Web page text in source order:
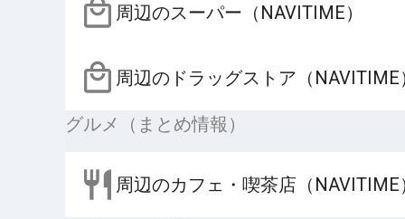
周辺のスーパー（NAVITIME）
周辺のドラッグストア（NAVITIME
グルメ（まとめ情報）
周辺のカフェ・喫茶店（NAVITIME